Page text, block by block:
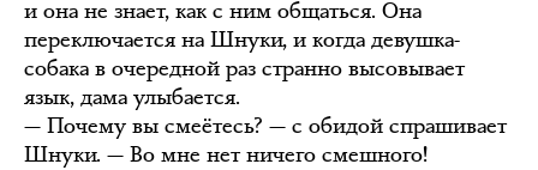
и она не знает, как с ним общаться. Она
переключается на Шнуки, и когда девушка-
собака в очередной раз странно высовывает
язык, дама улыбается.
— Почему вы смеётесь? — с обидой спрашивает
Шнуки. — Во мне нет ничего смешного!